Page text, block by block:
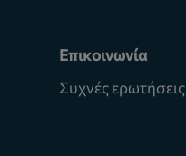
Επικοινωνία
Συχνές ερωτήσεις